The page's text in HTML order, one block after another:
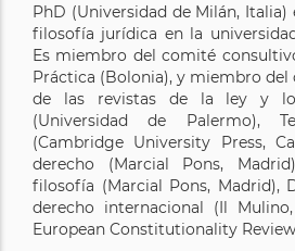
PhD (Universidad de Milán,
filosofía jurídica en la
Es miembro del comité
Práctica (Bolonia), y miembro del
de las revistas de la ley y
(Universidad de Palermo),
(Cambridge University Press,
derecho (Marcial Pons,
filosofía (Marcial Pons, Madrid),
derecho internacional (Il
European Constitutionality